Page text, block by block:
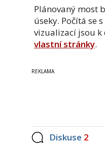
Plánovaný most
úseky. Počítá se
vizualizací jsou k
vlastní stránky.
Diskuse 2